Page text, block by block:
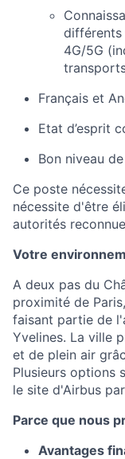
différents
4G/5G
Français et
Etat d’esprit
Bon niveau
Ce poste
nécessite d'être
autorités
Votre
A deux pas du
proximité de
faisant partie de
Yvelines. La ville
et de plein air
Plusieurs options
le site d'Airbus
Parce que nous
Avantages